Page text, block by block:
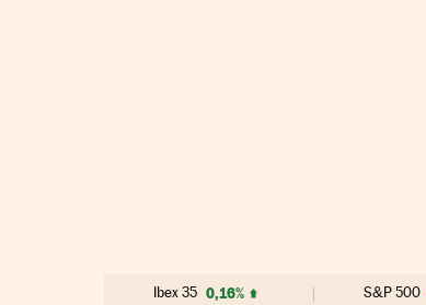
Ibex 35 0,16% S&P 500